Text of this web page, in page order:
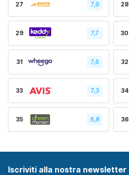
27 7,9 28
29 7,7 30
31 7,6 32
33 7,3 34
35 6,8 36
Iscriviti alla nostra newsletter